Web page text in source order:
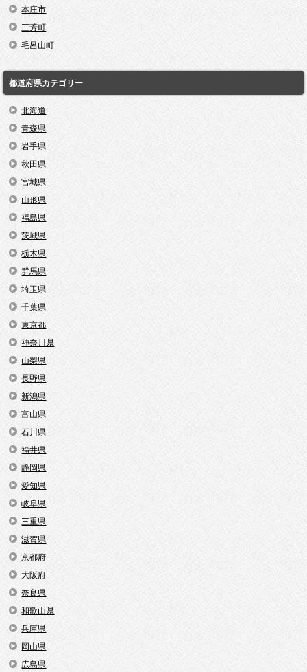
本庄市
三芳町
毛呂山町
都道府県カテゴリー
北海道
青森県
岩手県
秋田県
宮城県
山形県
福島県
茨城県
栃木県
群馬県
埼玉県
千葉県
東京都
神奈川県
山梨県
長野県
新潟県
富山県
石川県
福井県
静岡県
愛知県
岐阜県
三重県
滋賀県
京都府
大阪府
奈良県
和歌山県
兵庫県
岡山県
広島県